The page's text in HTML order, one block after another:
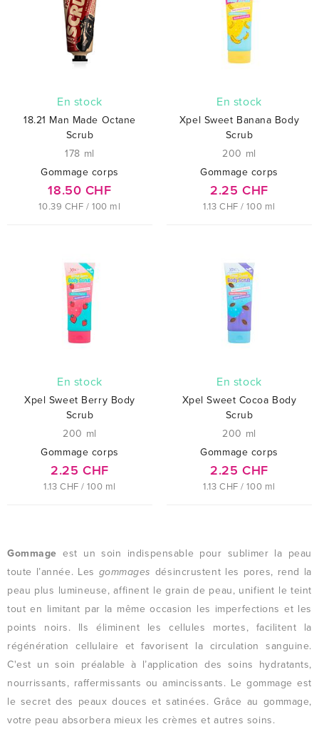
En stock
18.21 Man Made Octane
Scrub
178 ml
Gommage corps
18.50 CHF
10.39 CHF / 100 ml
En stock
Xpel Sweet Banana Body
Scrub
200 ml
Gommage corps
2.25 CHF
1.13 CHF / 100 ml
En stock
Xpel Sweet Berry Body
Scrub
200 ml
Gommage corps
2.25 CHF
1.13 CHF / 100 ml
En stock
Xpel Sweet Cocoa Body
Scrub
200 ml
Gommage corps
2.25 CHF
1.13 CHF / 100 ml
Gommage est un soin indispensable pour sublimer la peau
toute l’année. Les gommages désincrustent les pores, rend la
peau plus lumineuse, affinent le grain de peau, unifient le teint
tout en limitant par la même occasion les imperfections et les
points noirs. Ils éliminent les cellules mortes, facilitent la
régénération cellulaire et favorisent la circulation sanguine.
C'est un soin préalable à l’application des soins hydratants,
nourrissants, raffermissants ou amincissants. Le gommage est
le secret des peaux douces et satinées. Grâce au gommage,
votre peau absorbera mieux les crèmes et autres soins.